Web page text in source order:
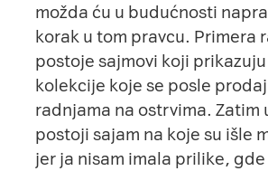
možda ću u budućnosti
korak u tom pravcu. Primera
postoje sajmovi koji
kolekcije koje se posle
radnjama na ostrvima. Zatim
postoji sajam na koje su išle
jer ja nisam imala prilike,